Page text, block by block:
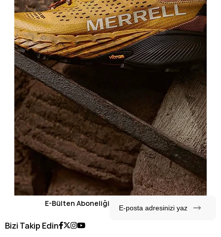
E-Bülten Aboneliği
Bizi Takip Edin